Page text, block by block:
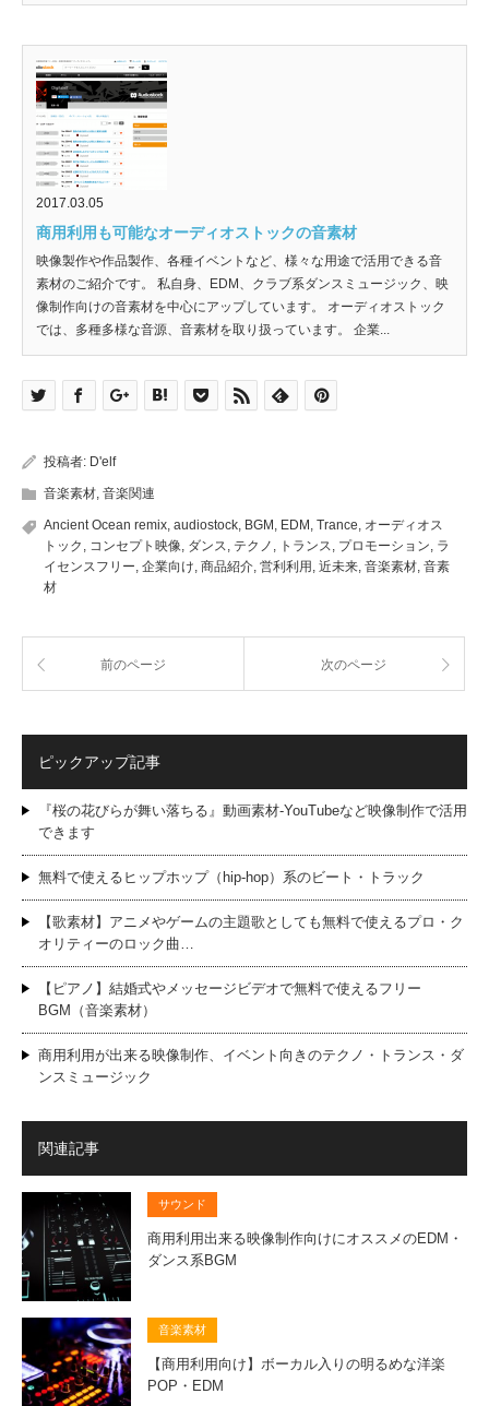
2017.03.05
商用利用も可能なオーディオストックの音素材
映像製作や作品製作、各種イベントなど、様々な用途で活用できる音
素材のご紹介です。 私自身、EDM、クラブ系ダンスミュージック、映
像制作向けの音素材を中心にアップしています。 オーディオストック
では、多種多様な音源、音素材を取り扱っています。 企業...
投稿者: D'elf
音楽素材, 音楽関連
Ancient Ocean remix, audiostock, BGM , EDM , Trance, オーディオス
トック , コンセプト映像, ダンス, テクノ , トランス, プロモーション, ラ
イセンスフリー, 企業向け, 商品紹介, 営利利用 , 近未来, 音楽素材, 音素
材
前のページ 次のページ
ピックアップ記事
『桜の花びらが舞い落ちる』動画素材-YouTubeなど映像制作で活用
できます
無料で使えるヒップホップ（hip-hop）系のビート・トラック
【歌素材】アニメやゲームの主題歌としても無料で使えるプロ・ク
オリティーのロック曲…
【ピアノ】結婚式やメッセージビデオで無料で使えるフリー
BGM（音楽素材）
商用利用が出来る映像制作、イベント向きのテクノ・トランス・ダ
ンスミュージック
関連記事
サウンド
商用利用出来る映像制作向けにオススメのEDM・
ダンス系BGM
音楽素材
【商用利用向け】ボーカル入りの明るめな洋楽
POP・EDM